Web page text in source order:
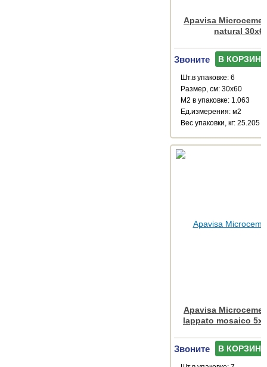
Apavisa
natural
Звоните В КОРЗИНУ
Шт.в упаковке: 6
Размер, см: 30x60
М2 в упаковке: 1.063
Ед.измерения: м2
Веc упаковки, кг: 25.205
Apavisa
lappato mosaico
Звоните В КОРЗИНУ